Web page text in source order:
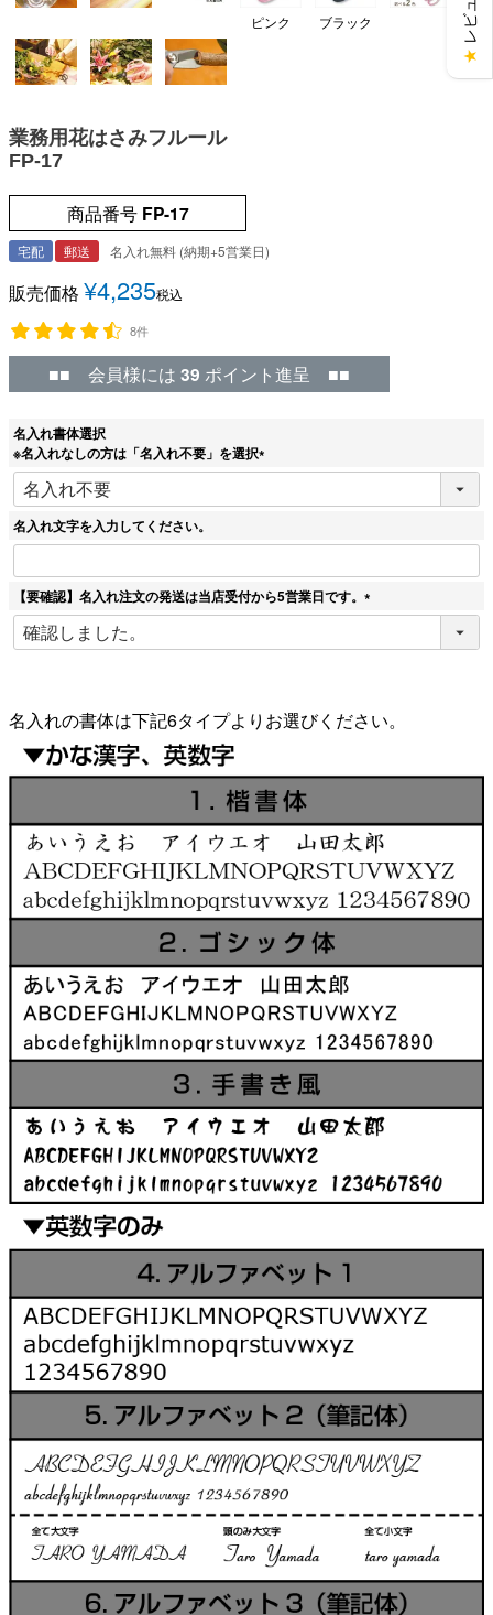
ピンク ブラック
業務用花はさみフルール
FP-17
商品番号 FP-17
宅配 郵送 名入れ無料 (納期+5営業日)
販売価格 ¥4,235税込
8件
■■ 会員様には 39 ポイント進呈 ■■
名入れ書体選択
※名入れなしの方は「名入れ不要」を選択
(
名入れ文字を入力してください。
【要確認】名入れ注文の発送は当店受付から5営業日です。
(
名入れの書体は下記6タイプよりお選びください。
★